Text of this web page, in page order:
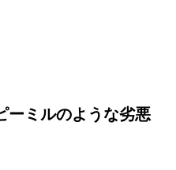
ーミルのような劣悪